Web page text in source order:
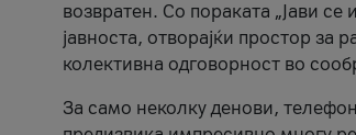
возвратен. Со пораката „Јави
јавноста, отворајќи простор за
колективна одговорност во
За само неколку денови,